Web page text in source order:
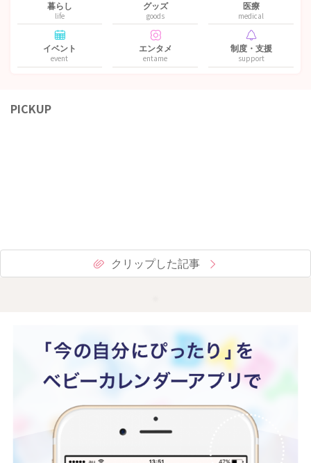
暮らし
life
グッズ
goods
医療
medical
イベント
event
エンタメ
entame
制度・支援
support
PICKUP
クリップした記事